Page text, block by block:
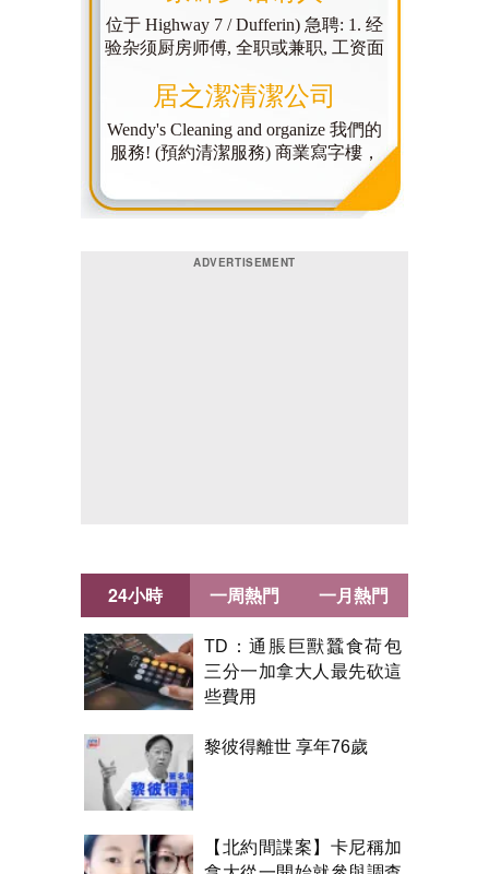
24小時
TD：通脹巨獸蠶食荷包
三分一加拿大人最先砍這
些費用
黎彼得離世 享年76歲
【北約間諜案】卡尼稱加
一周熱門 一月熱門